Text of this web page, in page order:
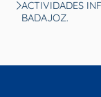
ACTIVIDADES
BADAJOZ.